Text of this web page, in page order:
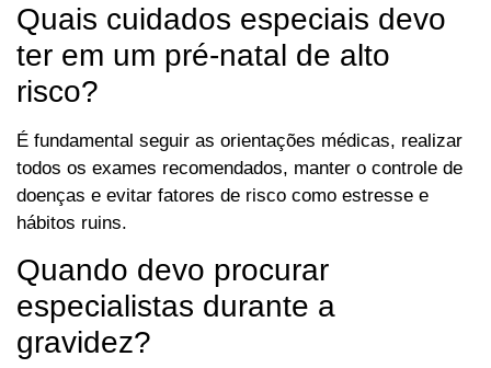
Quais cuidados especiais devo
ter em um pré-natal de alto
risco?
É fundamental seguir as orientações médicas, realizar
todos os exames recomendados, manter o controle de
doenças e evitar fatores de risco como estresse e
hábitos ruins.
Quando devo procurar
especialistas durante a
gravidez?